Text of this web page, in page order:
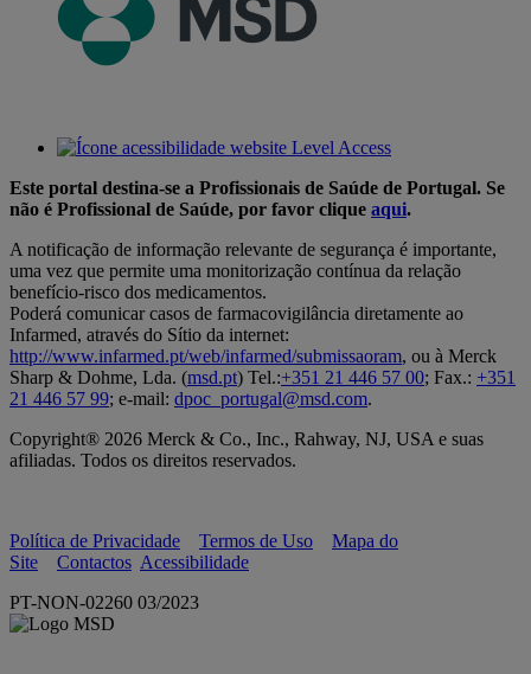
Este portal destina-se a Profissionais de Saúde de Portugal. Se
não é Profissional de Saúde, por favor clique aqui.
A notificação de informação relevante de segurança é importante,
uma vez que permite uma monitorização contínua da relação
benefício-risco dos medicamentos.
Poderá comunicar casos de farmacovigilância diretamente ao
Infarmed, através do Sítio da internet:
http://www.infarmed.pt/web/infarmed/submissaoram, ou à Merck
Sharp & Dohme, Lda. (msd.pt) Tel.:+351 21 446 57 00; Fax.: +351
21 446 57 99; e-mail: dpoc_portugal@msd.com.
Copyright® 2026 Merck & Co., Inc., Rahway, NJ, USA e suas
afiliadas. Todos os direitos reservados.
Política de Privacidade Termos de Uso
Mapa do
Site
Contactos Acessibilidade
PT-NON-02260 03/2023